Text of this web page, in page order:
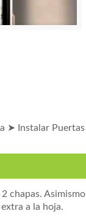
➤ Instalar Puertas
chapas. Asimismo
a la hoja.